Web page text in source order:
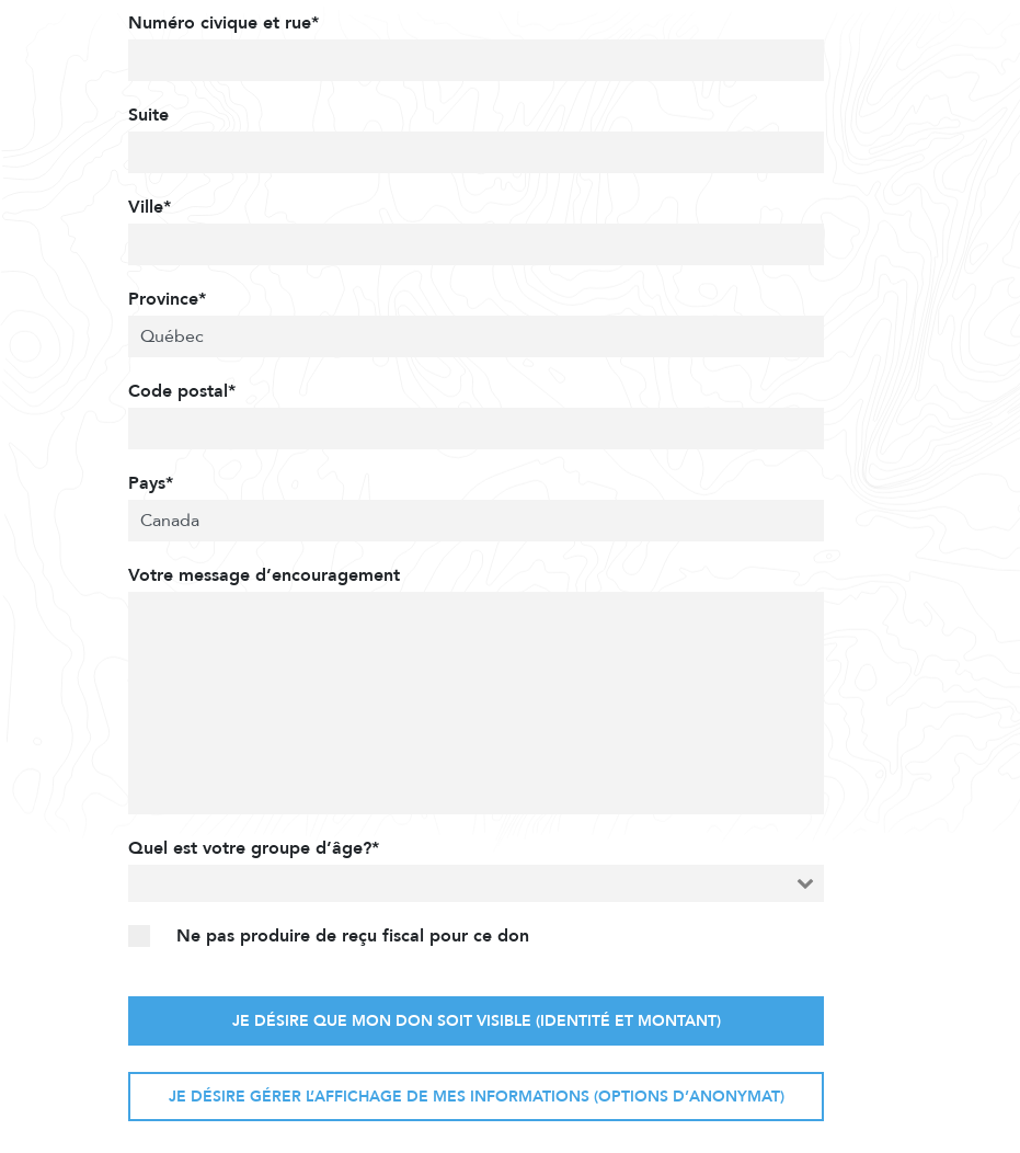
Numéro civique et rue*
Suite
Ville*
Province*
Code postal*
Pays*
Votre message d’encouragement
Quel est votre groupe d’âge?*
Ne pas produire de reçu fiscal pour ce don
JE DÉSIRE QUE MON DON SOIT VISIBLE (IDENTITÉ ET MONTANT)
JE DÉSIRE GÉRER L’AFFICHAGE DE MES INFORMATIONS (OPTIONS D’ANONYMAT)